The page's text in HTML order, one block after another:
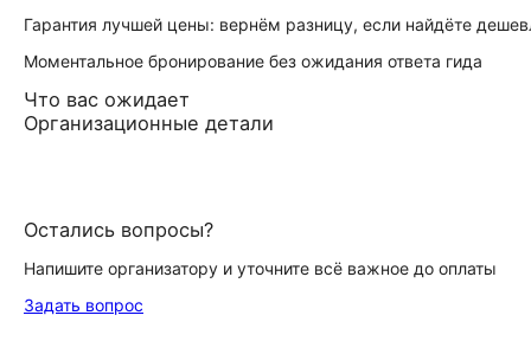
Гарантия лучшей цены: вернём разницу, если найдёте
Моментальное бронирование без ожидания ответа гида
Что вас ожидает
Организационные детали
Остались вопросы?
Напишите организатору и уточните всё важное до оплаты
Задать вопрос